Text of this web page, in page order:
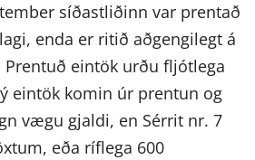
síðastliðinn var prentað
enda er ritið aðgengilegt á
Prentuð eintök urðu fljótlega
eintök komin úr prentun og
vægu gjaldi, en Sérrit nr. 7
eða ríflega 600